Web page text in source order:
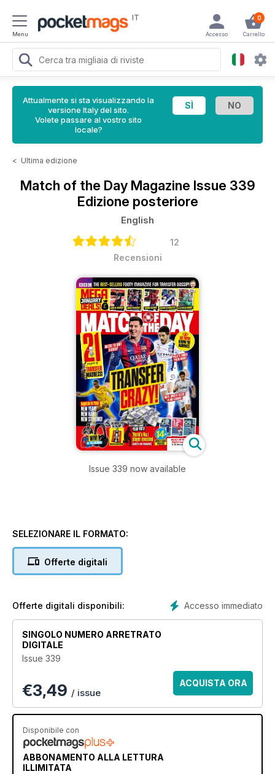
Menu
IT 0
Carrello
Accesso
Attualmente si sta visualizzando la
versione Italy del sito.
Volete passare al vostro sito
locale?
< Ultima edizione
Match of the Day Magazine Issue 339
Edizione posteriore
English
12
Recensioni
Issue 339 now available
SELEZIONARE IL FORMATO:
Offerte digitali
Accesso immediato
Offerte digitali disponibili:
SINGOLO NUMERO ARRETRATO
DIGITALE
Issue 339
€3,49 / issue
ACQUISTA ORA
Disponibile con
ABBONAMENTO ALLA LETTURA
ILLIMITATA